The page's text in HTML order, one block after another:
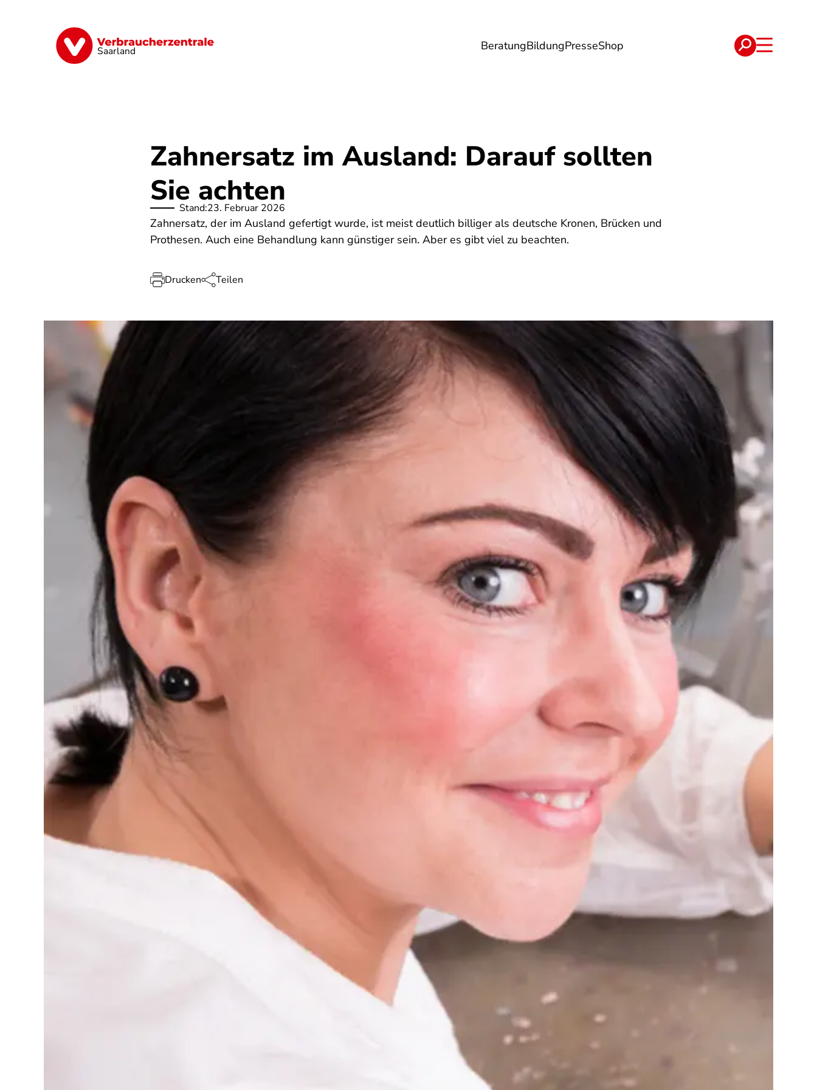
Saarland BeratungBildungPresseShop
Digitales Energie Finanzen Umwelt Verträge
Zahnersatz im Ausland: Darauf sollten
Sie achten
Stand:23. Februar 2026
Zahnersatz, der im Ausland gefertigt wurde, ist meist deutlich billiger als deutsche Kronen, Brücken und
Prothesen. Auch eine Behandlung kann günstiger sein. Aber es gibt viel zu beachten.
Drucken Teilen